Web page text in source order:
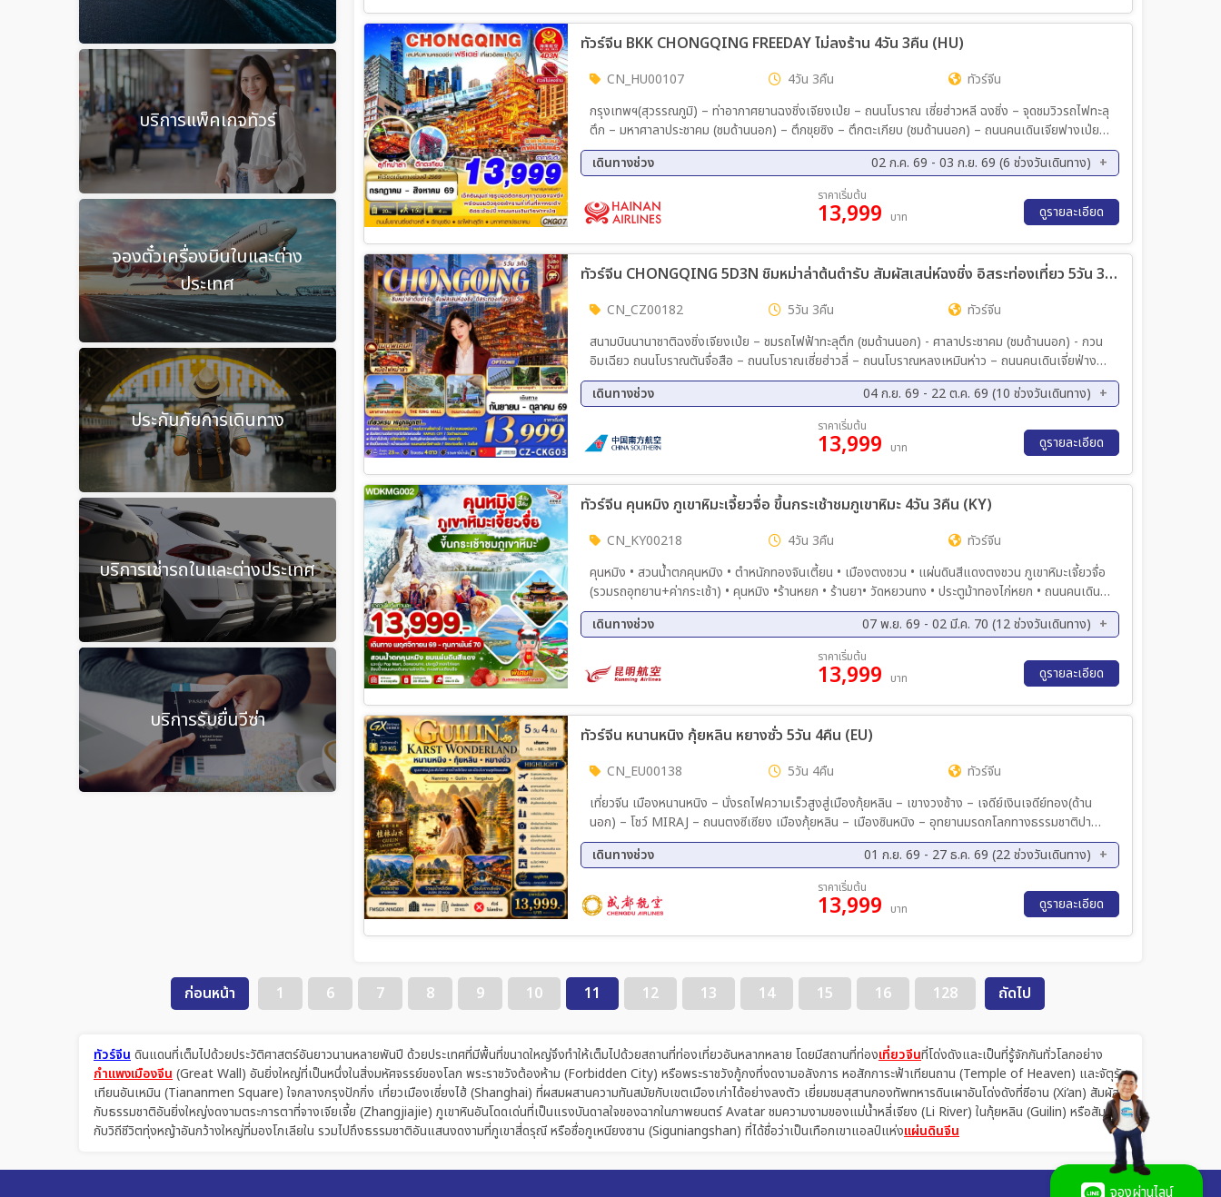
บริการแพ็คเกจทัวร์
จองตั๋วเครื่องบินในและต่าง
ประเทศ
ประกันภัยการเดินทาง
บริการเช่ารถในและต่างประเทศ
บริการรับยื่นวีซ่า
ทัวร์จีน BKK CHONGQING FREEDAY ไม่ลงร้าน 4วัน 3คืน (HU)
CN_HU00107 4วัน 3คืน
ทัวร์จีน
กรุงเทพฯ(สุวรรณภูมิ) – ท่าอากาศยานฉงชิ่งเจียงเป่ย – ถนนโบราณ เซี่ยฮ่าวหลี ฉงชิ่ง – จุดชมวิวรถไฟทะลุ
ตึก – มหาศาลาประชาคม (ชมด้านนอก) – ตึกขุยซิง – ตึกตะเกียบ (ชมด้านนอก) – ถนนคนเดินเจียฟางเป่ย –
หงหยาต้ง FREE DAY อิสระท่องเที่ยวตามอธัยาศัย (ไม่มีรถบัสให้บริการ) – เลือกซื้อOPTION อุทยานแห่ง
ชาติหลุมฟ้าและสะพานสวรรค์ + อุทยานเขานางฟ้าท่าอากาศยานฉงชิ่งเจียงเป่ย – กรุงเทพฯ(สุวรรณภูมิ)
เดินทางช่วง
02 ก.ค. 69 - 03 ก.ย. 69 (6 ช่วงวันเดินทาง)
15 ส.ค. 69 - 18 ส.ค. 69
23 ส.ค. 69 - 26 ส.ค. 69
27 ส.ค. 69 - 30 ส.ค. 69 31 ส.ค. 69 - 03 ก.ย. 69
ราคาเริ่มต้น
13,999 บาท ดูรายละเอียด
ทัวร์จีน CHONGQING 5D3N ชิมหม่าล่าต้นตำรับ สัมผัสเสน่ห์ฉงชิ่ง อิสระท่องเที่ยว 5วัน 3คืน (CZ)
CN_CZ00182 5วัน 3คืน
ทัวร์จีน
สนามบินนานาชาติฉงชิ่งเจียงเป่ย – ชมรถไฟฟ้าทะลุตึก (ชมด้านนอก) - ศาลาประชาคม (ชมด้านนอก) - กวน
อิมเฉียว ถนนโบราณตันจื่อสือ – ถนนโบราณเซี่ยฮ่าวลี่ – ถนนโบราณหลงเหมินห่าว – ถนนคนเดินเจี่ยฟ่าง
เป่ย – THE RAFFLES - POPMART – หงหยาต้ง ล่องเรือ แม่น้ำเหลียงเจียง ชมวิวเมืองฉงชิ่ง
เดินทางช่วง
04 ก.ย. 69 - 22 ต.ค. 69 (10 ช่วงวันเดินทาง)
10 ก.ย. 69 - 14 ก.ย. 69
20 ก.ย. 69 - 24 ก.ย. 69
24 ก.ย. 69 - 28 ก.ย. 69
28 ก.ย. 69 - 02 ต.ค. 69
18 ต.ค. 69 - 22 ต.ค. 69
ราคาเริ่มต้น
13,999 บาท ดูรายละเอียด
ทัวร์จีน คุนหมิง ภูเขาหิมะเจี้ยวจื่อ ขึ้นกระเช้าชมภูเขาหิมะ 4วัน 3คืน (KY)
CN_KY00218 4วัน 3คืน
ทัวร์จีน
คุนหมิง • สวนน้ำตกคุนหมิง • ตำหนักทองจินเตี้ยน • เมืองตงชวน • แผ่นดินสีแดงตงชวน ภูเขาหิมะเจี้ยวจื่อ
(รวมรถอุทยาน+ค่ากระเช้า) • คุนหมิง •ร้านหยก • ร้านยา• วัดหยวนทง • ประตูม้าทองไก่หยก • ถนนคนเดิน
หนานผิงเจีย • POP MART ทะเลสาบเตียนฉือ • ** OPTIONเล่นหิมะ SNOW WORLD SUNAC
KUNMING ** สนามบินคุนหมิงฉางสุ่ย
เดินทางช่วง
07 พ.ย. 69 - 02 มี.ค. 70 (12 ช่วงวันเดินทาง)
14 พ.ย. 69 - 17 พ.ย. 69
05 ธ.ค. 69 - 08 ธ.ค. 69
12 ธ.ค. 69 - 15 ธ.ค. 69
26 ธ.ค. 69 - 29 ธ.ค. 69
18 ก.พ. 70 - 21 ก.พ. 70
24 ก.พ. 70 - 27 ก.พ. 70 27 ก.พ. 70 - 02 มี.ค 70
ราคาเริ่มต้น
13,999 บาท ดูรายละเอียด
ทัวร์จีน หนานหนิง กุ้ยหลิน หยางซั่ว 5วัน 4คืน (EU)
CN_EU00138 5วัน 4คืน
ทัวร์จีน
เที่ยวจีน เมืองหนานหนิง – นั่งรถไฟความเร็วสูงสู่เมืองกุ้ยหลิน – เขางวงช้าง – เจดีย์เงินเจดีย์ทอง(ด้าน
นอก) – โชว์ MIRAJ – ถนนตงซีเซียง เมืองกุ้ยหลิน – เมืองซินหนิง – อุทยานมรดกโลกทางธรรมชาติปา
เจียวจ้าย(เขาแปดเหลี่ยม)+วัดโบราณหยุนไถ นั่งกระเช้าชมวิว – เมืองกุ้ยหลิน เมืองซินหนิง – เมืองหยางซั่ว
– เมืองโบราณซิงผิง – ชมวิวแม่น้ำหลีเจียง(ธนบัตร 20 หยวน) *OPTION เขาหลูยี่+ระเบียงกระจก+นั่ง
– สนามบินหนานหนิงอู๋ซู – สนามบินสุวรรณภูมิ
เดินทางช่วง
01 ก.ย. 69 - 27 ธ.ค. 69 (22 ช่วงวันเดินทาง)
08 ก.ย. 69 - 12 ก.ย. 69
16 ก.ย. 69 - 20 ก.ย. 69
22 ก.ย. 69 - 26 ก.ย. 69
24 ก.ย. 69 - 28 ก.ย. 69
25 พ.ย. 69 - 29 พ.ย. 69
30 พ.ย. 69 - 04 ธ.ค. 69
02 ธ.ค. 69 - 06 ธ.ค. 69
09 ธ.ค. 69 - 13 ธ.ค. 69
14 ธ.ค. 69 - 18 ธ.ค. 69
21 ธ.ค. 69 - 25 ธ.ค. 69
ราคาเริ่มต้น
13,999 บาท ดูรายละเอียด
ก่อนหน้า 1 6 7 8 9 10 11 12 13 14 15 16 128 ถัดไป
ทัวร์จีน ดินแดนที่เต็มไปด้วยประวัติศาสตร์อันยาวนานหลายพันปี ด้วยประเทศที่มีพื้นที่ขนาดใหญ่จึงทำให้เต็มไปด้วยสถานที่ท่องเที่ยวอันหลากหลาย โดยมีสถานที่ท่องเที่ยวจีนที่โด่งดังและเป็นที่รู้จักกันทั่วโลกอย่าง
กำแพงเมืองจีน (Great Wall) อันยิ่งใหญ่ที่เป็นหนึ่งในสิ่งมหัศจรรย์ของโลก พระราชวังต้องห้าม (Forbidden City) หรือพระราชวังกู้กงที่งดงามอลังการ หอสักการะฟ้าเทียนถาน (Temple of Heaven) และจัตุรัส
เทียนอันเหมิน (Tiananmen Square) ใจกลางกรุงปักกิ่ง เที่ยวเมืองเซี่ยงไฮ้ (Shanghai) ที่ผสมผสานความทันสมัยกับเขตเมืองเก่าได้อย่างลงตัว เยี่ยมชมสุสานกองทัพทหารดินเผาอันโด่งดังที่ซีอาน (Xi’an) สัมผัส
กับธรรมชาติอันยิ่งใหญ่งดงามตระการตาที่จางเจียเจี้ย (Zhangjiajie) ภูเขาหินอันโดดเด่นที่เป็นแรงบันดาลใจของฉากในภาพยนตร์ Avatar ชมความงามของแม่น้ำหลี่เจียง (Li River) ในกุ้ยหลิน (Guilin) หรือสัมผัส
กับวิถีชีวิตทุ่งหญ้าอันกว้างใหญ่ที่มองโกเลียใน รวมไปถึงธรรมชาติอันแสนงดงามที่ภูเขาสี่ดรุณี หรือซื่อกูเหนียงซาน (Siguniangshan) ที่ได้ชื่อว่าเป็นเทือกเขาแอลป์แห่งแผ่นดินจีน